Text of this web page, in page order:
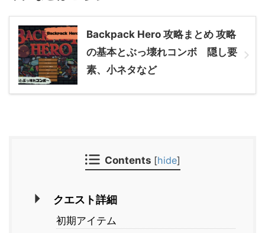
Backpack Hero 攻略まとめ 攻略
の基本とぶっ壊れコンボ 隠し要
素、小ネタなど
Contents [hide]
クエスト詳細
初期アイテム